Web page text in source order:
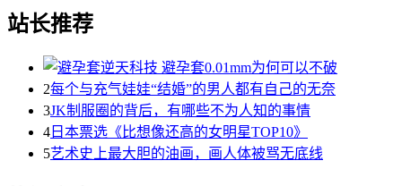
站长推荐
2每个与充气娃娃“结婚”的男人都有自己的无奈
3JK制服圈的背后，有哪些不为人知的事情
4 日本票选《比想像还高的女明星TOP10》
5艺术史上最大胆的油画，画人体被骂无底线